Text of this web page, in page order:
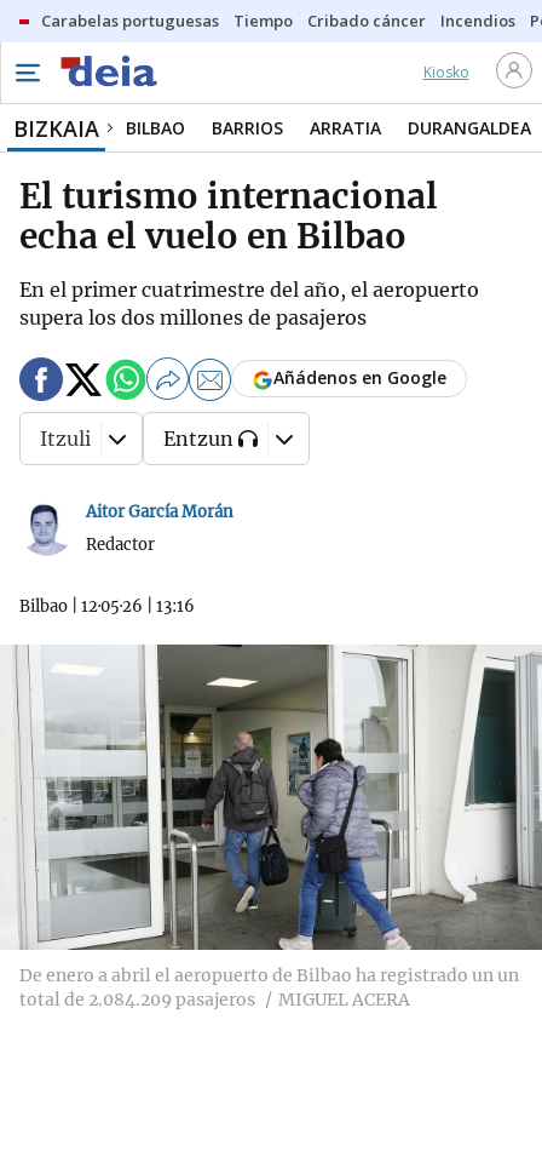
Carabelas portuguesas Tiempo Cribado cáncer Incendios
Kiosko
BIZKAIA BILBAO BARRIOS ARRATIA DURANGALDEA
El turismo internacional
echa el vuelo en Bilbao
En el primer cuatrimestre del año, el aeropuerto
supera los dos millones de pasajeros
Aitor García Morán
Redactor
Bilbao 12·05·26 13:16
Añádenos en Google
Itzuli Entzun
De enero a abril el aeropuerto de Bilbao ha registrado un un
total de 2.084.209 pasajeros
MIGUEL ACERA